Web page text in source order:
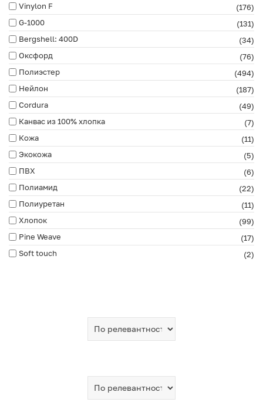
Vinylon F
(176)
G-1000
(131)
Bergshell: 400D
(34)
Оксфорд
(76)
Полиэстер
(494)
Нейлон
(187)
Cordura
(49)
Канвас из 100% хлопка
(7)
Кожа
(11)
Экокожа
(5)
ПВХ
(6)
Полиамид
(22)
Полиуретан
(11)
Хлопок
(99)
Pine Weave
(17)
Soft touch
(2)